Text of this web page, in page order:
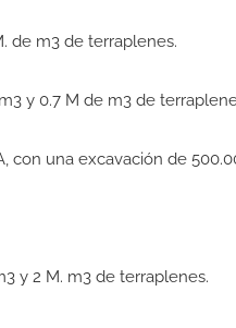
de m3 de terraplenes.
y 0.7 M de m3 de
con una excavación de
y 2 M. m3 de terraplenes.